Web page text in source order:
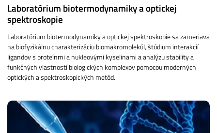
Laboratórium biotermodynamiky a optickej
spektroskopie
Laboratórium biotermodynamiky a optickej spektroskopie sa zameriava
na biofyzikálnu charakterizáciu biomakromolekúl, štúdium interakcií
ligandov s proteínmi a nukleovými kyselinami a analýzu stability a
funkčných vlastností biologických komplexov pomocou moderných
optických a spektroskopických metód.